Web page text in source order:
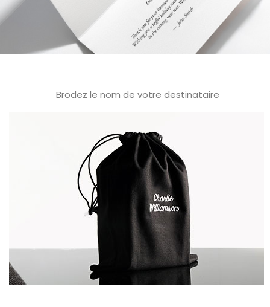
Brodez le nom de votre destinataire
Tous nos coffrets sont présentés dans une pochette
en coton noir que vous pouvez personnaliser en
brodant le nom de votre destinataire.